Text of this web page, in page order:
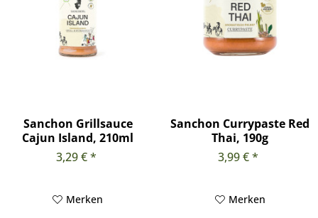
Sanchon Grillsauce
Cajun Island, 210ml
3,29 € *
Merken
Sanchon Currypaste Red
Thai, 190g
3,99 € *
Merken